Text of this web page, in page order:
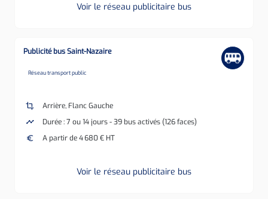
Voir le réseau publicitaire bus
Publicité bus Saint-Nazaire
none
Réseau transport public
crop
Arrière, Flanc Gauche
timeline
Durée : 7 ou 14 jours - 39 bus activés (126 faces)
euro
A partir de 4 680 € HT
Voir le réseau publicitaire bus